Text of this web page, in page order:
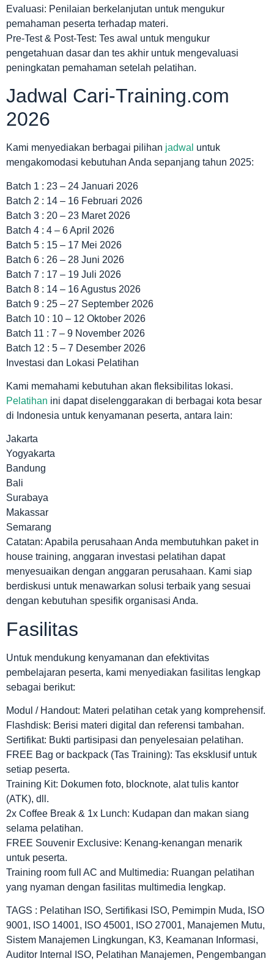
Evaluasi: Penilaian berkelanjutan untuk mengukur
pemahaman peserta terhadap materi.
Pre-Test & Post-Test: Tes awal untuk mengukur
pengetahuan dasar dan tes akhir untuk mengevaluasi
peningkatan pemahaman setelah pelatihan.
Jadwal Cari-Training.com
2026
Kami menyediakan berbagai pilihan jadwal untuk
mengakomodasi kebutuhan Anda sepanjang tahun 2025:
Batch 1 : 23 – 24 Januari 2026
Batch 2 : 14 – 16 Februari 2026
Batch 3 : 20 – 23 Maret 2026
Batch 4 : 4 – 6 April 2026
Batch 5 : 15 – 17 Mei 2026
Batch 6 : 26 – 28 Juni 2026
Batch 7 : 17 – 19 Juli 2026
Batch 8 : 14 – 16 Agustus 2026
Batch 9 : 25 – 27 September 2026
Batch 10 : 10 – 12 Oktober 2026
Batch 11 : 7 – 9 November 2026
Batch 12 : 5 – 7 Desember 2026
Investasi dan Lokasi Pelatihan
Kami memahami kebutuhan akan fleksibilitas lokasi.
Pelatihan ini dapat diselenggarakan di berbagai kota besar
di Indonesia untuk kenyamanan peserta, antara lain:
Jakarta
Yogyakarta
Bandung
Bali
Surabaya
Makassar
Semarang
Catatan: Apabila perusahaan Anda membutuhkan paket in
house training, anggaran investasi pelatihan dapat
menyesuaikan dengan anggaran perusahaan. Kami siap
berdiskusi untuk menawarkan solusi terbaik yang sesuai
dengan kebutuhan spesifik organisasi Anda.
Fasilitas
Untuk mendukung kenyamanan dan efektivitas
pembelajaran peserta, kami menyediakan fasilitas lengkap
sebagai berikut:
Modul / Handout: Materi pelatihan cetak yang komprehensif.
Flashdisk: Berisi materi digital dan referensi tambahan.
Sertifikat: Bukti partisipasi dan penyelesaian pelatihan.
FREE Bag or backpack (Tas Training): Tas eksklusif untuk
setiap peserta.
Training Kit: Dokumen foto, blocknote, alat tulis kantor
(ATK), dll.
2x Coffee Break & 1x Lunch: Kudapan dan makan siang
selama pelatihan.
FREE Souvenir Exclusive: Kenang-kenangan menarik
untuk peserta.
Training room full AC and Multimedia: Ruangan pelatihan
yang nyaman dengan fasilitas multimedia lengkap.
TAGS : Pelatihan ISO, Sertifikasi ISO, Pemimpin Muda, ISO
9001, ISO 14001, ISO 45001, ISO 27001, Manajemen Mutu,
Sistem Manajemen Lingkungan, K3, Keamanan Informasi,
Auditor Internal ISO, Pelatihan Manajemen, Pengembangan